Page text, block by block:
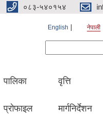
०८३-५४०१५४
English नेपाली
पालिका
प्रोफाइल
वृत्ति
मार्गनिर्देशन